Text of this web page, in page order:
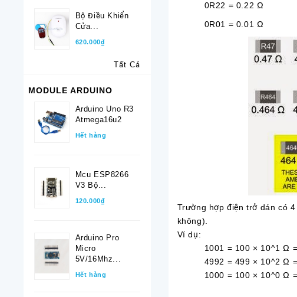
Bộ Điều Khiển
Cửa...
620.000₫
Tất Cả
MODULE ARDUINO
Arduino Uno R3
Atmega16u2
Hết hàng
Mcu ESP8266
V3 Bộ...
120.000₫
Arduino Pro
Micro
5V/16Mhz...
Hết hàng
0R22 = 0.22 Ω
0R01 = 0.01 Ω
Trường hợp điện trở dán có
không).
Ví dụ:
1001 = 100 × 10^1 Ω =
4992 = 499 × 10^2 Ω =
1000 = 100 × 10^0 Ω =